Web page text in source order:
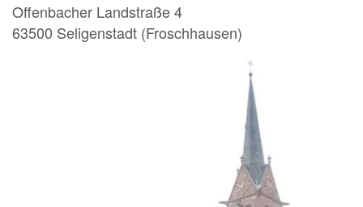
Offenbacher Landstraße 4
63500 Seligenstadt (Froschhausen)